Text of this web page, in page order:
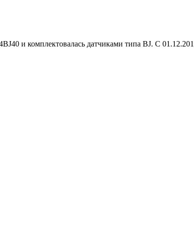
и комплектовалась датчиками типа BJ. С